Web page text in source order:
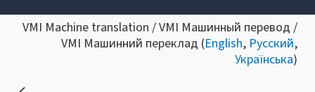
VMI Machine translation / VMI Машинный перевод /
VMI Машинний переклад (English, Русский,
Українська)